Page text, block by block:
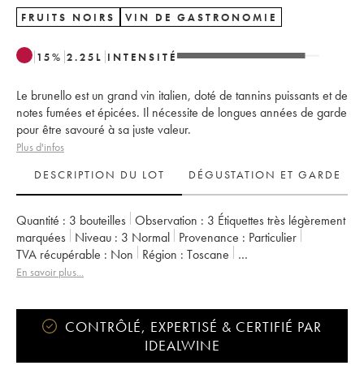
FRUITS NOIRS VIN DE GASTRONOMIE
15% 2.25 L INTENSITÉ
Le brunello est un grand vin italien, doté de tannins puissants et de
notes fumées et épicées. Il nécessite de longues années de garde
pour être savouré à sa juste valeur.
Plus d'infos
DESCRIPTION DU LOT
DÉGUSTATION ET GARDE
Quantité : 3 bouteilles Observation : 3 Étiquettes très légèrement
marquées
Niveau : 3 Normal Provenance : particulier
TVA récupérable :
non Région : Toscane
Appellation :
En savoir plus...
CONTRÔLÉ, EXPERTISÉ & CERTIFIÉ PAR
IDEALWINE